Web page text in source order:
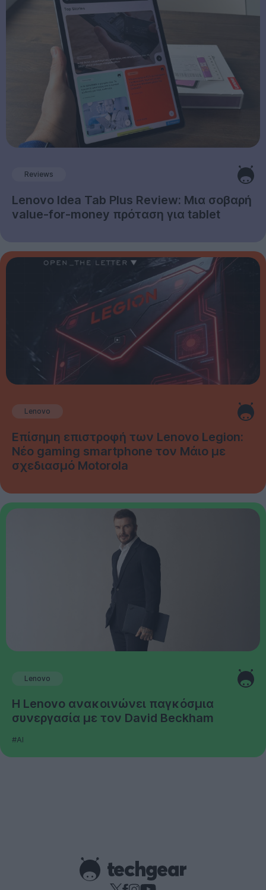
Reviews
Lenovo Idea Tab Plus Review: Μια σοβαρή
value-for-money πρόταση για tablet
Lenovo
Επίσημη επιστροφή των Lenovo Legion:
Νέο gaming smartphone τον Μάιο με
σχεδιασμό Motorola
Lenovo
Η Lenovo ανακοινώνει παγκόσμια
συνεργασία με τον David Beckham
#AI